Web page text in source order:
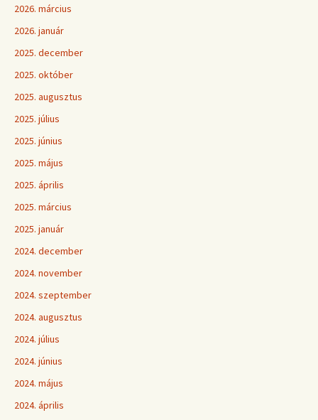
2026. március
2026. január
2025. december
2025. október
2025. augusztus
2025. július
2025. június
2025. május
2025. április
2025. március
2025. január
2024. december
2024. november
2024. szeptember
2024. augusztus
2024. július
2024. június
2024. május
2024. április